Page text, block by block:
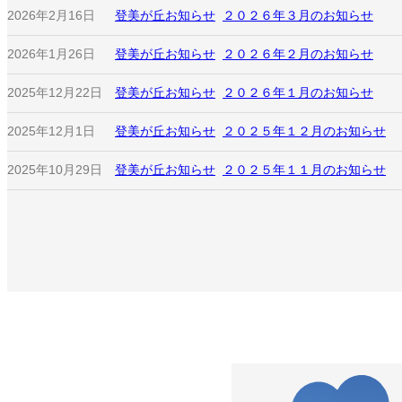
2026年2月16日 登美が丘お知らせ ２０２６年３月のお知らせ
2026年1月26日 登美が丘お知らせ ２０２６年２月のお知らせ
2025年12月22日 登美が丘お知らせ ２０２６年１月のお知らせ
2025年12月1日 登美が丘お知らせ ２０２５年１２月のお知らせ
2025年10月29日 登美が丘お知らせ ２０２５年１１月のお知らせ